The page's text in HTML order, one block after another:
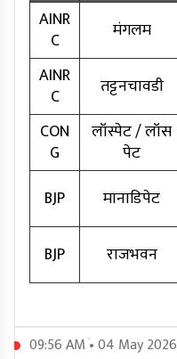
AINR
C
मंगलम
AINR
C
तट्टनचावडी
CON
G
लॉस्पेट / लॉस
पेट
BJP मानाडिपेट
BJP राजभवन
09:56 AM • 04 May 2026